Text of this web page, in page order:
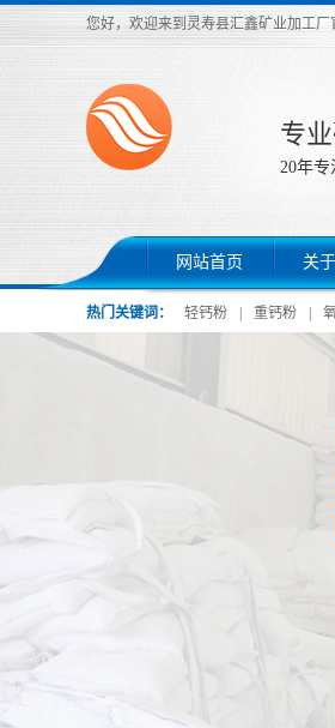
您好，欢迎来到灵寿县汇鑫矿业加工厂
专
20年
网站首页 关
热门关键词： 轻钙粉 重钙粉